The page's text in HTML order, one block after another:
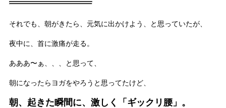
それでも、朝がきたら、元気に出かけよう、と思っていたが、
夜中に、首に激痛が走る。
あああ〜ぁ、、、と思って、
朝になったらヨガをやろうと思ってたけど、
朝、起きた瞬間に、激しく「ギックリ腰」。